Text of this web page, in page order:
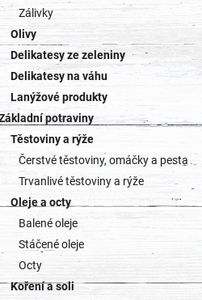
Zálivky
Olivy
Delikatesy ze zeleniny
Delikatesy na váhu
Lanýžové produkty
potraviny
Těstoviny a rýže
Čerstvé těstoviny, omáčky a pesta
Trvanlivé těstoviny a rýže
Oleje a octy
Balené oleje
Stáčené oleje
Octy
Koření a soli